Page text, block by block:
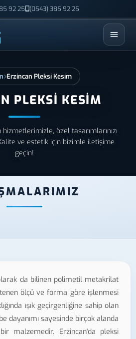
92 25 (0543) 385 92 25
ESC
Erzincan Pleksi Kesim
PLEKSI KESIM
özel tasarımlarınızı
ve estetik için bizimle iletişime
geçin!
da bilinen polimetil metakrilat
ölçü ve forma göre işlenmesi
ışık geçirgenliğine sahip olan
dayanımı sayesinde birçok alanda
malzemedir. Erzincan'da pleksi